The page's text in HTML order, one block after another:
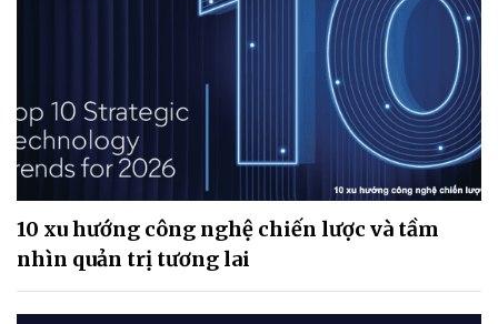
10 xu hướng công nghệ chiến lược và tầm
nhìn quản trị tương lai